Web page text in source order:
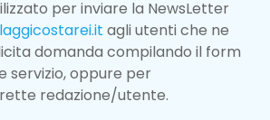
per inviare la NewsLetter
agli utenti che ne
domanda compilando il form
servizio, oppure per
redazione/utente.